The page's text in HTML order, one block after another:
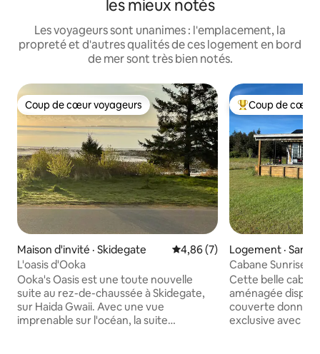
les mieux notés
Les voyageurs sont unanimes : l'emplacement, la
propreté et d'autres qualités de ces logement en bord
de mer sont très bien notés.
Coup de cœur voyageurs
Coup de cœur voyageurs
Maison d'invité · Skidegate Note moyenne de 4,86 sur 5,
4,86 (7)
L'oasis d'Ooka
Ooka's Oasis est une toute nouvelle
suite au rez-de-chaussée à Skidegate,
sur Haida Gwaii. Avec une vue
imprenable sur l'océan, la suite
Coup de cœur
Coup de cœur
Logement ·
Cabane Sunrise
Cette belle
aménagée
couverte donnant
exclusive avec